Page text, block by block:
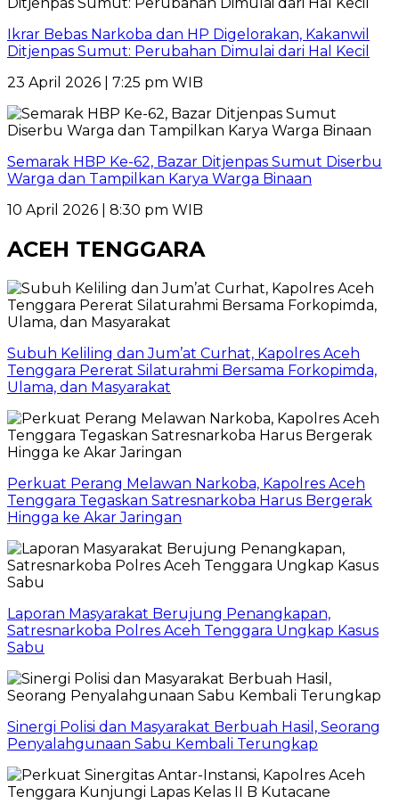
Ikrar Bebas Narkoba dan HP Digelorakan, Kakanwil
Ditjenpas Sumut: Perubahan Dimulai dari Hal Kecil
23 April 2026 | 7:25 pm WIB
Semarak HBP Ke-62, Bazar Ditjenpas Sumut Diserbu
Warga dan Tampilkan Karya Warga Binaan
10 April 2026 | 8:30 pm WIB
ACEH TENGGARA
Subuh Keliling dan Jum’at Curhat, Kapolres Aceh
Tenggara Pererat Silaturahmi Bersama Forkopimda,
Ulama, dan Masyarakat
Perkuat Perang Melawan Narkoba, Kapolres Aceh
Tenggara Tegaskan Satresnarkoba Harus Bergerak
Hingga ke Akar Jaringan
Laporan Masyarakat Berujung Penangkapan,
Satresnarkoba Polres Aceh Tenggara Ungkap Kasus
Sabu
Sinergi Polisi dan Masyarakat Berbuah Hasil, Seorang
Penyalahgunaan Sabu Kembali Terungkap